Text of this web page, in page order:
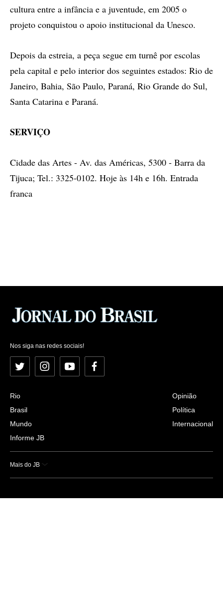
cultura entre a infância e a juventude, em 2005 o
projeto conquistou o apoio institucional da Unesco.
Depois da estreia, a peça segue em turnê por escolas
pela capital e pelo interior dos seguintes estados: Rio de
Janeiro, Bahia, São Paulo, Paraná, Rio Grande do Sul,
Santa Catarina e Paraná.
SERVIÇO
Cidade das Artes - Av. das Américas, 5300 - Barra da
Tijuca; Tel.: 3325-0102. Hoje às 14h e 16h. Entrada
franca
Nos siga nas redes sociais!
Twitter InstagramYouTubeFacebook
Rio
Brasil
Mundo
Informe JB
Opinião
Política
Internacional
Mais do JB
Esportes